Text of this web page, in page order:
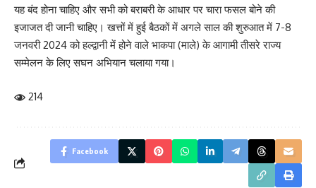
यह बंद होना चाहिए और सभी को बराबरी के आधार पर चारा फसल बोने की
इजाजत दी जानी चाहिए। खत्तों में हुई बैठकों में अगले साल की शुरुआत में 7-8
जनवरी 2024 को हल्द्वानी में होने वाले भाकपा (माले) के आगामी तीसरे राज्य
सम्मेलन के लिए सघन अभियान चलाया गया।
214
Facebook